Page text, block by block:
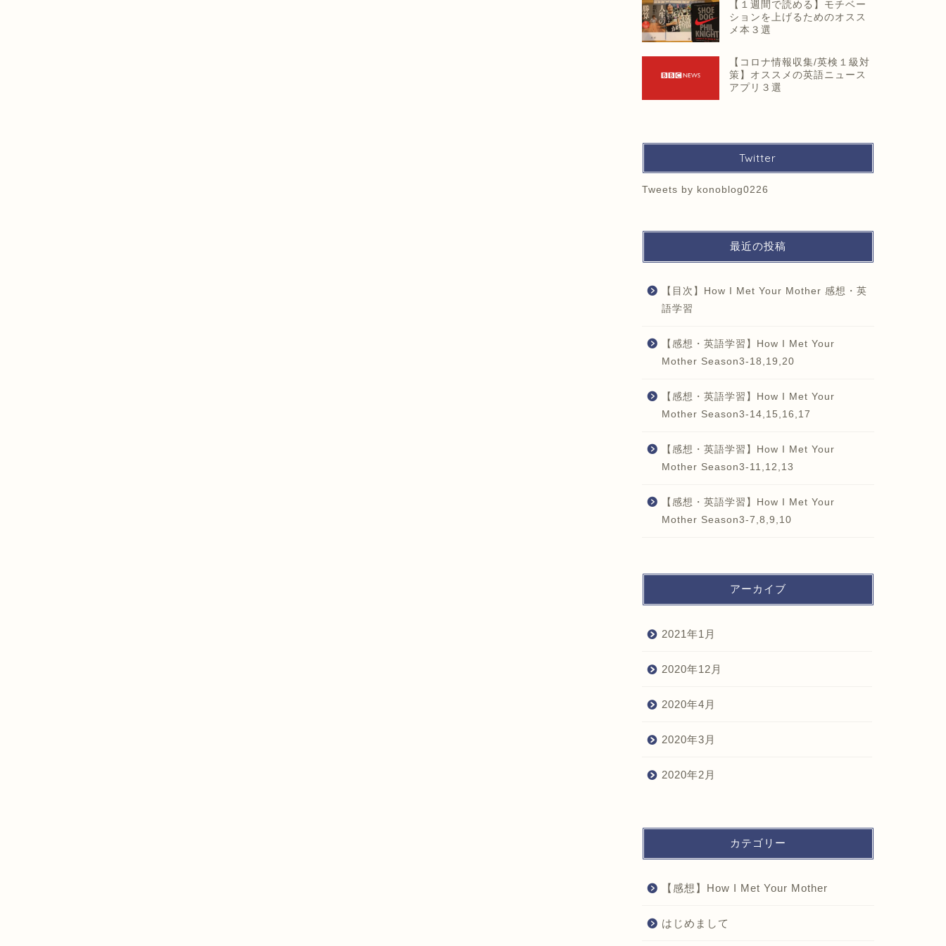
【１週間で読める】モチベー
ションを上げるためのオスス
メ本３選
【コロナ情報収集/英検１級対
策】オススメの英語ニュース
アプリ３選
Twitter
Tweets by konoblog0226
最近の投稿
【目次】How I Met Your Mother 感想・英
語学習
【感想・英語学習】How I Met Your
Mother Season3-18,19,20
【感想・英語学習】How I Met Your
Mother Season3-14,15,16,17
【感想・英語学習】How I Met Your
Mother Season3-11,12,13
【感想・英語学習】How I Met Your
Mother Season3-7,8,9,10
アーカイブ
2021年1月
2020年12月
2020年4月
2020年3月
2020年2月
カテゴリー
【感想】How I Met Your Mother
はじめまして